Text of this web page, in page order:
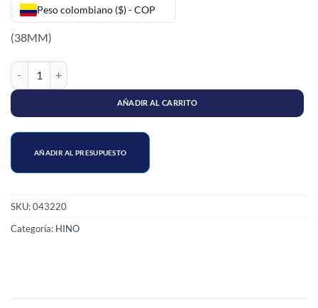
Peso colombiano ($) - COP
(38MM)
ESTABILIZADORA TRASERA HINO ( 38mm ) cantidad
AÑADIR AL CARRITO
AÑADIR AL PRESUPUESTO
SKU:043220
Categoría: HINO